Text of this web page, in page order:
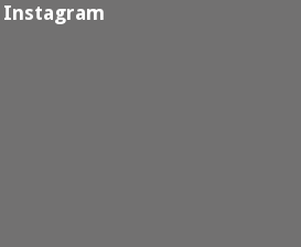
Instagram